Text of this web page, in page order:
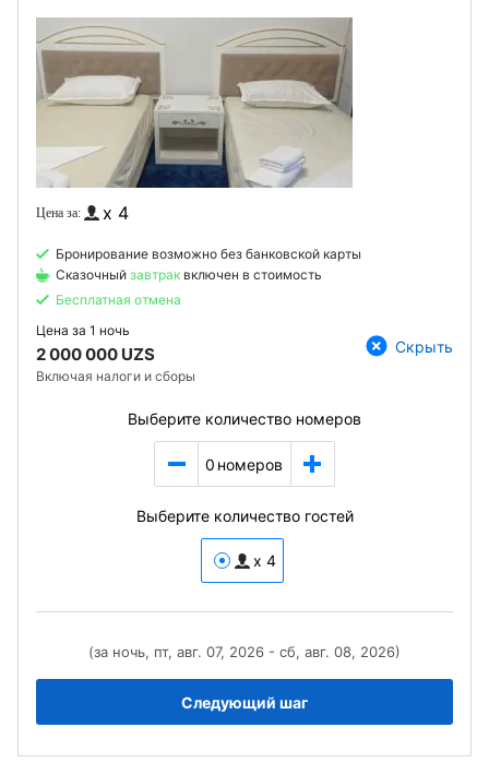
x 4
Бронирование возможно без банковской карты
Сказочный завтрак включен в стоимость
Бесплатная отмена
Цена за 1 ночь
2 000 000 UZS
Включая налоги и сборы
Скрыть
Выберите количество номеров
0 номеров
Выберите количество гостей
x 4
(за ночь, пт, авг. 07, 2026 - сб, авг. 08, 2026)
Следующий шаг